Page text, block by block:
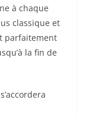
à chaque
classique et
parfaitement
la fin de